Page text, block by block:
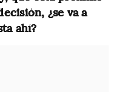
¿se va a
ahí?